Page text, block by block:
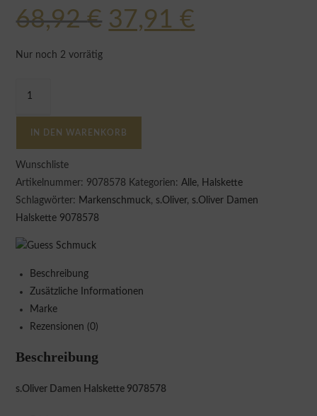
68,92€ 37,91€
Nur noch 2 vorrätig
IN DEN WARENKORB
Wunschliste
Artikelnummer: 9078578 Kategorien:Alle, Halskette
Schlagwörter: Markenschmuck, s.Oliver, s.Oliver Damen
Halskette 9078578
Beschreibung
Zusätzliche Informationen
Marke
Rezensionen (0)
Beschreibung
s.Oliver Damen Halskette 9078578